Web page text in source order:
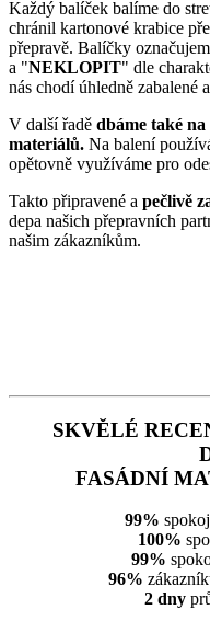
Každý balíček balíme do
chránil kartonové krabice
přepravě. Balíčky
a "NEKLOPIT" dle
nás chodí úhledně zabalené
V další řadě dbáme také
materiálů. Na balení
opětovně využíváme pro
Takto připravené a pečlivě
depa našich přepravních
našim zákazníkům.
SKVĚLÉ
FASÁDNÍ
99%
100%
99%
96%
2 dny